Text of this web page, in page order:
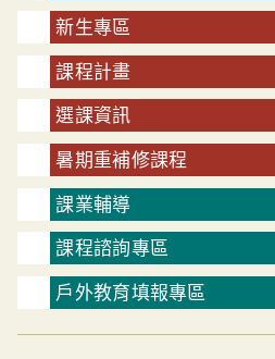
新生專區
課程計畫
選課資訊
暑期重補修課程
課業輔導
課程諮詢專區
戶外教育填報專區